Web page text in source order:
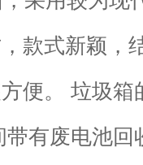
款式新颖，
便。 垃圾
有废电池